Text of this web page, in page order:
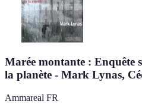
Marée montante : Enquête
la planète - Mark Lynas,
Ammareal FR